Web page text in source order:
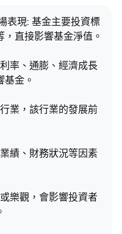
表現: 基金主要投資標
直接影響基金淨值。
率、通膨、經濟成長
金。
業，該行業的發展前
績、財務狀況等因素
樂觀，會影響投資者